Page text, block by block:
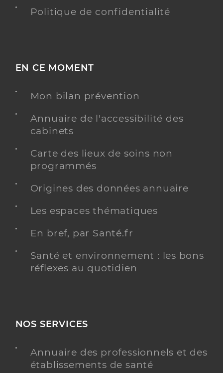
Politique de confidentialité
EN CE MOMENT
Mon bilan prévention
Annuaire de l'accessibilité des
cabinets
Carte des lieux de soins non
programmés
Origines des données annuaire
Les espaces thématiques
En bref, par Santé.fr
Santé et environnement : les bons
réflexes au quotidien
NOS SERVICES
Annuaire des professionnels et des
établissements de santé